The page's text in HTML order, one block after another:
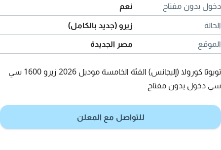
دخول بدون مفتاح
نعم
الحالة
زيرو (جديد بالكامل)
الموقع
مصر الجديدة
تويوتا كورولا (إليجانس) الفئة الخامسة موديل 2026 زيرو 1600 سي
سي دخول بدون مفتاح
للتواصل مع المعلن